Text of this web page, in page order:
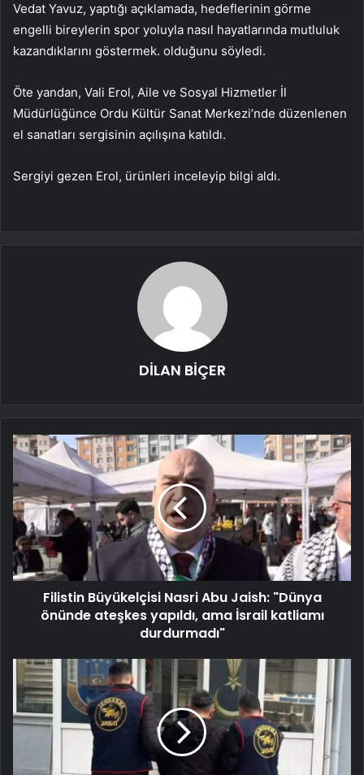
Vedat Yavuz, yaptığı açıklamada, hedeflerinin görme
engelli bireylerin spor yoluyla nasıl hayatlarında mutluluk
kazandıklarını göstermek. olduğunu söyledi.
Öte yandan, Vali Erol, Aile ve Sosyal Hizmetler İl
Müdürlüğünce Ordu Kültür Sanat Merkezi’nde düzenlenen
el sanatları sergisinin açılışına katıldı.
Sergiyi gezen Erol, ürünleri inceleyip bilgi aldı.
DİLAN BİÇER
Filistin Büyükelçisi Nasri Abu Jaish: "Dünya
önünde ateşkes yapıldı, ama İsrail katliamı
durdurmadı"